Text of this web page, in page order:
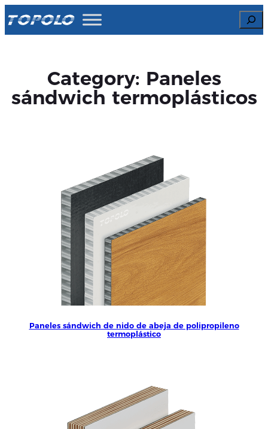
to
Search
Category: Paneles
sándwich termoplásticos
Paneles sándwich de nido de abeja de polipropileno
termoplástico